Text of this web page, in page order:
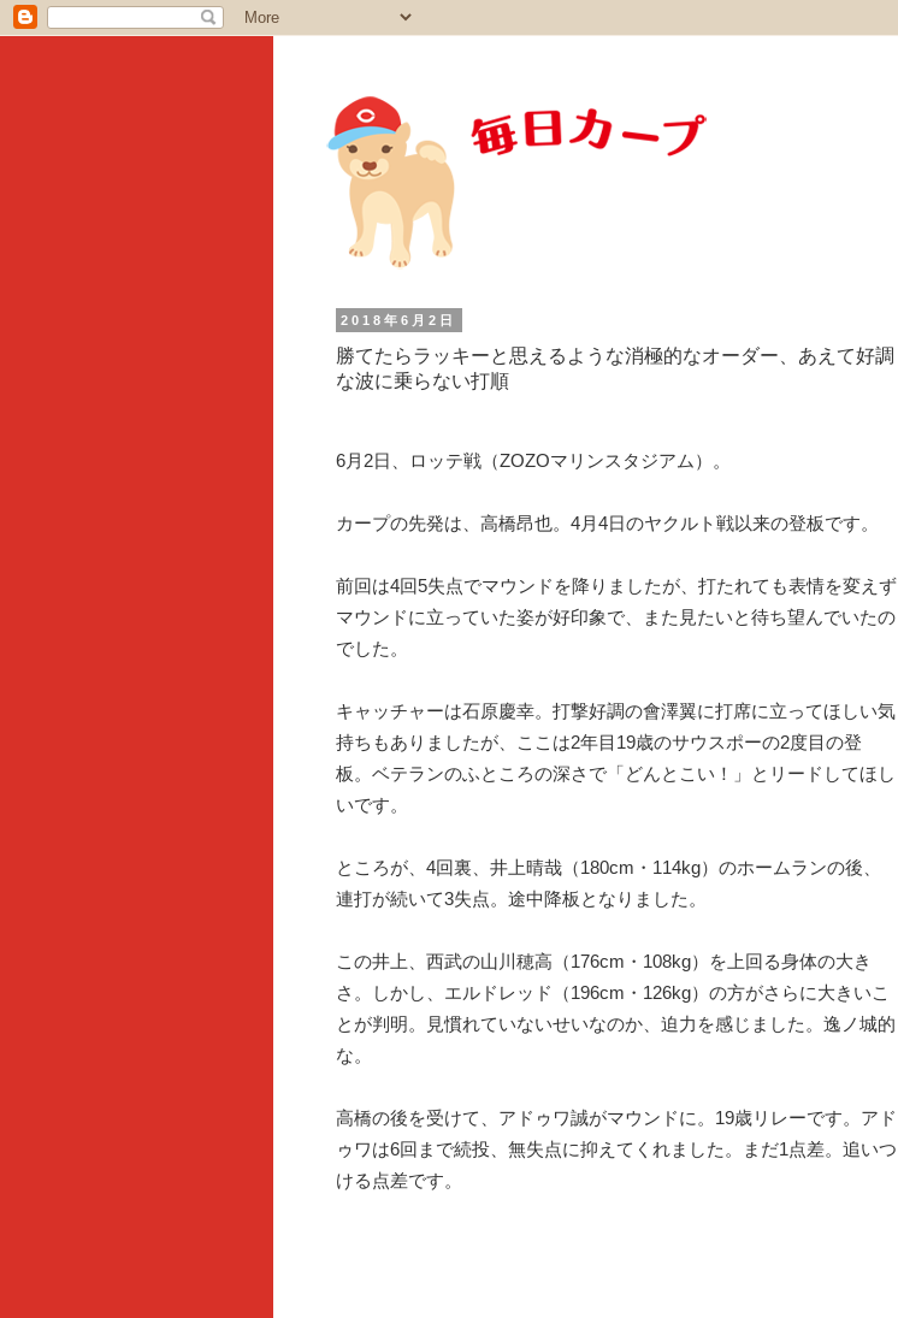
2018年6月2日
勝てたらラッキーと思えるような消極的なオーダー、あえて好調
な波に乗らない打順
6月2日、ロッテ戦（ZOZOマリンスタジアム）。
カープの先発は、高橋昂也。4月4日のヤクルト戦以来の登板です。
前回は4回5失点でマウンドを降りましたが、打たれても表情を変えず
マウンドに立っていた姿が好印象で、また見たいと待ち望んでいたの
でした。
キャッチャーは石原慶幸。打撃好調の會澤翼に打席に立ってほしい気
持ちもありましたが、ここは2年目19歳のサウスポーの2度目の登
板。ベテランのふところの深さで「どんとこい！」とリードしてほし
いです。
ところが、4回裏、井上晴哉（180cm・114kg）のホームランの後、
連打が続いて3失点。途中降板となりました。
この井上、西武の山川穂高（176cm・108kg）を上回る身体の大き
さ。しかし、エルドレッド（196cm・126kg）の方がさらに大きいこ
とが判明。見慣れていないせいなのか、迫力を感じました。逸ノ城的
な。
高橋の後を受けて、アドゥワ誠がマウンドに。19歳リレーです。アド
ゥワは6回まで続投、無失点に抑えてくれました。まだ1点差。追いつ
ける点差です。